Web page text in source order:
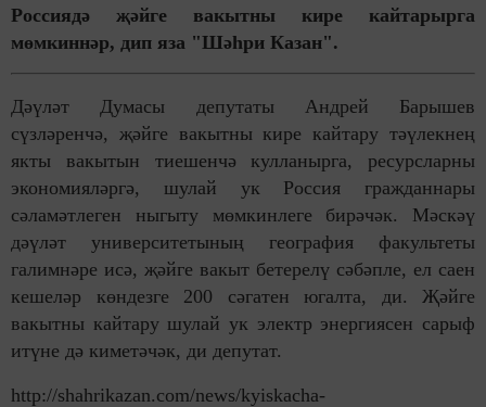
Россиядә җәйге вакытны кире кайтарырга
мөмкиннәр, дип яза "Шәһри Казан".
Дәүләт Думасы депутаты Андрей Барышев
сүзләренчә, җәйге вакытны кире кайтару тәүлекнең
якты вакытын тиешенчә кулланырга, ресурсларны
экономияләргә, шулай ук Россия гражданнары
сәламәтлеген ныгыту мөмкинлеге бирәчәк. Мәскәү
дәүләт университетының география факультеты
галимнәре исә, җәйге вакыт бетерелү сәбәпле, ел саен
кешеләр көндезге 200 сәгатен югалта, ди. Җәйге
вакытны кайтару шулай ук электр энергиясен сарыф
итүне дә киметәчәк, ди депутат.
http://shahrikazan.com/news/kyiskacha-